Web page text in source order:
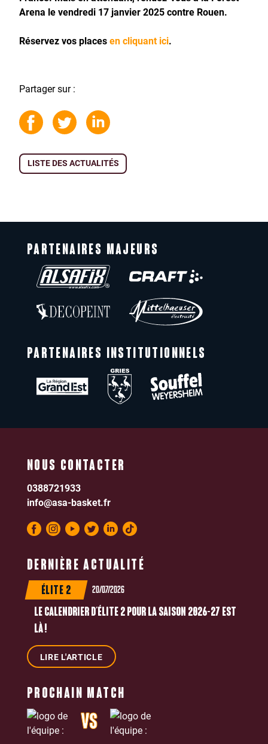
Arena le vendredi 17 janvier 2025 contre Rouen.
Réservez vos placesen cliquant ici.
Partager sur :
LISTE DES ACTUALITÉS
PARTENAIRES MAJEURS
PARTENAIRES INSTITUTIONNELS
DERNIÈRE ACTUALITÉ
ÉLITE 2 20/07/2026
LE CALENDRIER D’ÉLITE 2 POUR LA SAISON 2026-27 EST
LÀ !
LIRE L'ARTICLE
NOUS CONTACTER
0388721933
info@asa-basket.fr
PROCHAIN MATCH
VS